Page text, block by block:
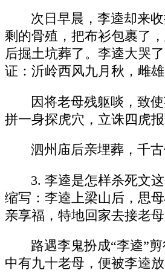
次日早晨，李逵却来
剩的骨殖，把布衫包裹了
后掘土坑葬了。李逵大哭
证：沂岭西风九月秋，雌雄
因将老母残躯啖，致
拼一身探虎穴，立诛四虎报
泗州庙后亲埋葬，千古
3. 李逵是怎样杀死文
缩写：李逵上梁山后，思
亲享福，特地回家去接老母
路遇李鬼扮成“李逵”
中有九十老母，便被李逵